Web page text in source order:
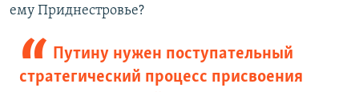
ему Приднестровье?
Путину нужен поступательный
стратегический процесс присвоения